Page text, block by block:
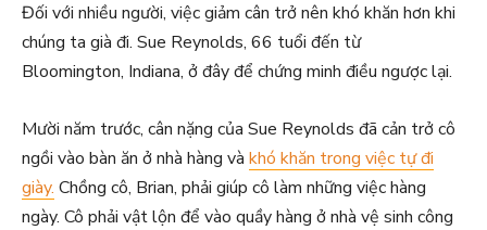
Đối với nhiều người, việc giảm cân trở nên khó khăn hơn khi
chúng ta già đi. Sue Reynolds, 66 tuổi đến từ
Bloomington, Indiana, ở đây để chứng minh điều ngược lại.
Mười năm trước, cân nặng của Sue Reynolds đã cản trở cô
ngồi vào bàn ăn ở nhà hàng và khó khăn trong việc tự đi
giày. Chồng cô, Brian, phải giúp cô làm những việc hàng
ngày. Cô phải vật lộn để vào quầy hàng ở nhà vệ sinh công